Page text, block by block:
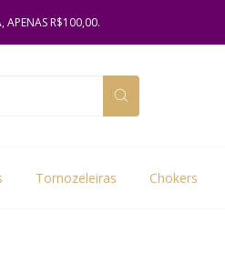
APENAS R$100,00.
Tornozeleiras Chokers